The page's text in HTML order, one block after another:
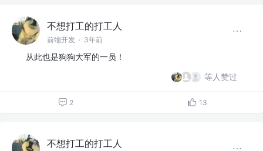
不想打工的打工人
前端开发 · 3年前
从此也是狗狗大军的一员！
等人赞过
2 13
不想打工的打工人